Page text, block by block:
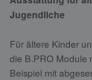
Jugendliche
Für ältere Kinder
die B.PRO Module
Beispiel mit